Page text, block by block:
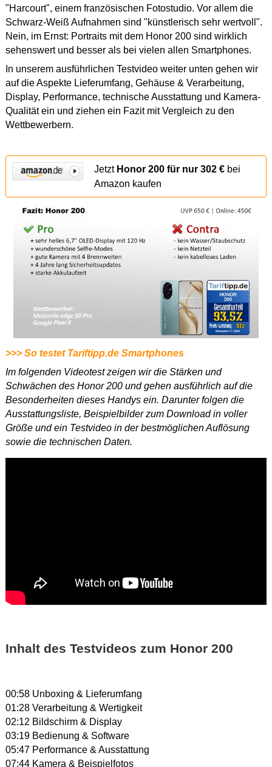
"Harcourt", einem französischen Fotostudio. Vor allem die
Schwarz-Weiß Aufnahmen sind "künstlerisch sehr wertvoll".
Nein, im Ernst: Portraits mit dem Honor 200 sind wirklich
sehenswert und besser als bei vielen allen Smartphones.
In unserem ausführlichen Testvideo weiter unten gehen wir
auf die Aspekte Lieferumfang, Gehäuse & Verarbeitung,
Display, Performance, technische Ausstattung und Kamera-
Qualität ein und ziehen ein Fazit mit Vergleich zu den
Wettbewerbern.
Jetzt Honor 200 für nur 302 €bei
Amazon kaufen
>>> So testet Tariftipp.de Smartphones
Im folgenden Videotest zeigen wir die Stärken und
Schwächen des Honor 200 und gehen ausführlich auf die
Besonderheiten dieses Handys ein. Darunter folgen die
Ausstattungsliste, Beispielbilder zum Download in voller
Größe und ein Testvideo in der bestmöglichen Auflösung
sowie die technischen Daten.
Inhalt des Testvideos zum Honor 200
00:58 Unboxing & Lieferumfang
01:28 Verarbeitung & Wertigkeit
02:12 Bildschirm & Display
03:19 Bedienung & Software
05:47 Performance & Ausstattung
07:44 Kamera & Beispielfotos